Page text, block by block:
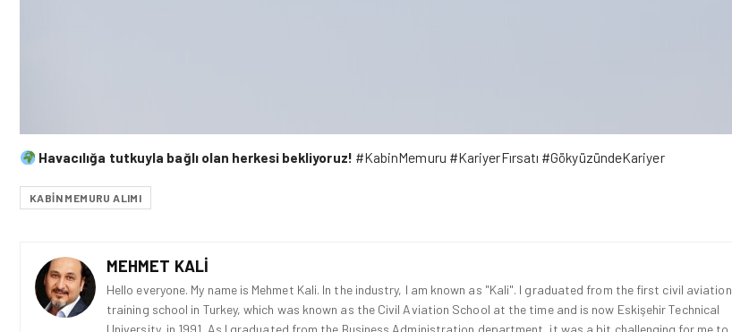
Havacılığa tutkuyla bağlı olan herkesi bekliyoruz! #KabinMemuru #KariyerFırsatı #GökyüzündeKariyer
KABIN MEMURU ALIMI
MEHMET KALI
Hello everyone. My name is Mehmet Kali. In the industry, I am known as "Kali". I graduated from the first civil aviation
training school in Turkey, which was known as the Civil Aviation School at the time and is now Eskişehir Technical
University, in 1991. As I graduated from the Business Administration department, it was a bit challenging for me to